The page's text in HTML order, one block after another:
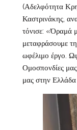
(Αδελφότητα
Καστρινάκης,
τόνισε: «Όραμά
μεταφράσουμε
ωφέλιμο έργο.
Ομοσπονδίες
μας στην